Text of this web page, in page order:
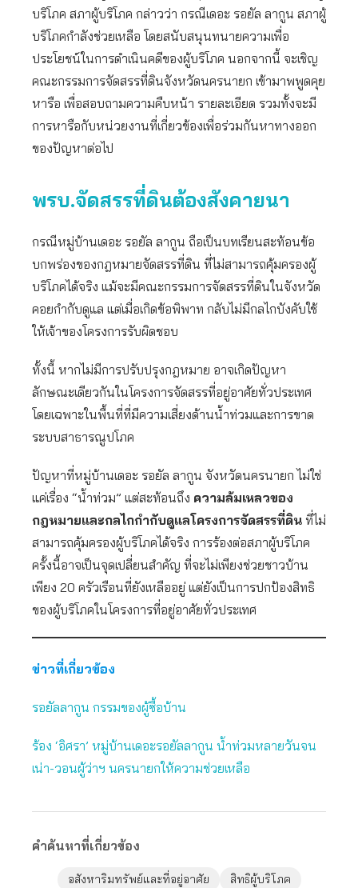
บริโภค สภาผู้บริโภค กล่าวว่า กรณีเดอะ รอยัล ลากูน สภาผู้
บริโภคกำลังช่วยเหลือ โดยสนับสนุนทนายความเพื่อ
ประโยชน์ในการดำเนินคดีของผู้บริโภค นอกจากนี้ จะเชิญ
คณะกรรมการจัดสรรที่ดินจังหวัดนครนายก เข้ามาพพูดคุย
หารือ เพื่อสอบถามความคืบหน้า รายละเอียด รวมทั้งจะมี
การหารือกับหน่วยงานที่เกี่ยวข้องเพื่อร่วมกันหาทางออก
ของปัญหาต่อไป
พรบ.จัดสรรที่ดินต้องสังคายนา
กรณีหมู่บ้านเดอะ รอยัล ลากูน ถือเป็นบทเรียนสะท้อนข้อ
บกพร่องของกฎหมายจัดสรรที่ดิน ที่ไม่สามารถคุ้มครองผู้
บริโภคได้จริง แม้จะมีคณะกรรมการจัดสรรที่ดินในจังหวัด
คอยกำกับดูแล แต่เมื่อเกิดข้อพิพาท กลับไม่มีกลไกบังคับใช้
ให้เจ้าของโครงการรับผิดชอบ
ทั้งนี้ หากไม่มีการปรับปรุงกฎหมาย อาจเกิดปัญหา
ลักษณะเดียวกันในโครงการจัดสรรที่อยู่อาศัยทั่วประเทศ
โดยเฉพาะในพื้นที่ที่มีความเสี่ยงด้านน้ำท่วมและการขาด
ระบบสาธารณูปโภค
ปัญหาที่หมู่บ้านเดอะ รอยัล ลากูน จังหวัดนครนายก ไม่ใช่
แค่เรื่อง “น้ำท่วม” แต่สะท้อนถึง ความล้มเหลวของ
กฎหมายและกลไกกำกับดูแลโครงการจัดสรรที่ดิน ที่ไม่
สามารถคุ้มครองผู้บริโภคได้จริง การร้องต่อสภาผู้บริโภค
ครั้งนี้อาจเป็นจุดเปลี่ยนสำคัญ ที่จะไม่เพียงช่วยชาวบ้าน
เพียง 20 ครัวเรือนที่ยังเหลืออยู่ แต่ยังเป็นการปกป้องสิทธิ
ของผู้บริโภคในโครงการที่อยู่อาศัยทั่วประเทศ
ข่าวที่เกี่ยวข้อง
รอยัลลากูน กรรมของผู้ซื้อบ้าน
ร้อง ‘อิศรา’ หมู่บ้านเดอะรอยัลลากูน น้ำท่วมหลายวันจน
เน่า-วอนผู้ว่าฯ นครนายกให้ความช่วยเหลือ
คำค้นหาที่เกี่ยวข้อง
อสังหาริมทรัพย์และที่อยู่อาศัย
สิทธิผู้บริโภค